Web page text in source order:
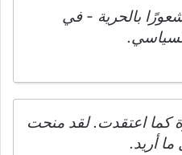
بالحرية - في
كما اعتقدت. لقد منحت
ما أريد.